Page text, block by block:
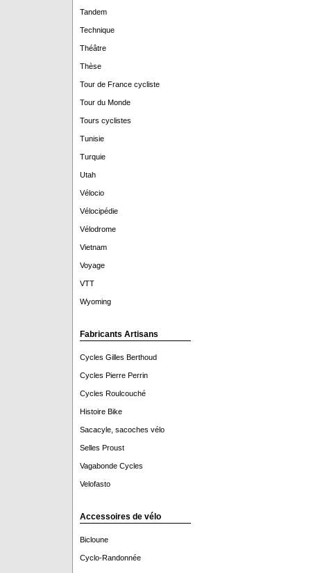
Tandem
Technique
Théâtre
Thèse
Tour de France cycliste
Tour du Monde
Tours cyclistes
Tunisie
Turquie
Utah
Vélocio
Vélocipédie
Vélodrome
Vietnam
Voyage
VTT
Wyoming
Fabricants Artisans
Cycles Gilles Berthoud
Cycles Pierre Perrin
Cycles Roulcouché
Histoire Bike
Sacacyle, sacoches vélo
Selles Proust
Vagabonde Cycles
Velofasto
Accessoires de vélo
Bicloune
Cyclo-Randonnée